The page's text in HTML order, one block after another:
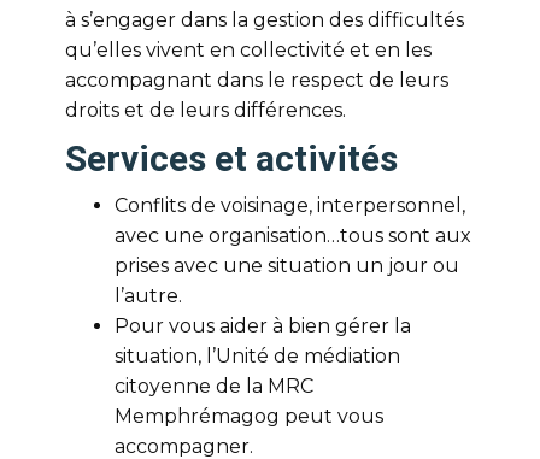
à s’engager dans la gestion des difficultés
qu’elles vivent en collectivité et en les
accompagnant dans le respect de leurs
droits et de leurs différences.
Services et activités
Conflits de voisinage, interpersonnel,
avec une organisation…tous sont aux
prises avec une situation un jour ou
l’autre.
Pour vous aider à bien gérer la
situation, l’Unité de médiation
citoyenne de la MRC
Memphrémagog peut vous
accompagner.